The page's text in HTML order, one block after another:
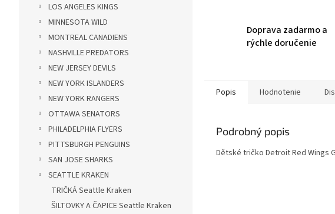
LOS ANGELES KINGS
MINNESOTA WILD
MONTREAL CANADIENS
NASHVILLE PREDATORS
NEW JERSEY DEVILS
NEW YORK ISLANDERS
NEW YORK RANGERS
OTTAWA SENATORS
PHILADELPHIA FLYERS
PITTSBURGH PENGUINS
SAN JOSE SHARKS
SEATTLE KRAKEN
TRIČKÁ Seattle Kraken
ŠILTOVKY A ČAPICE Seattle Kraken
Doprava zadarmo a
rýchle doručenie
Popis Hodnotenie
Podrobný popis
Dětské tričko Detroit Red Wings